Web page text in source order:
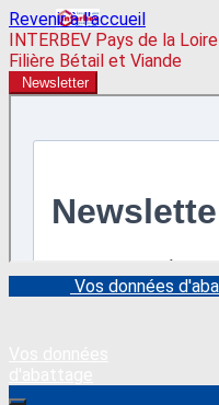
Revenir à l'accueil
INTERBEV Pays de la Loire
Filière Bétail et Viande
Newsletter
Vos données